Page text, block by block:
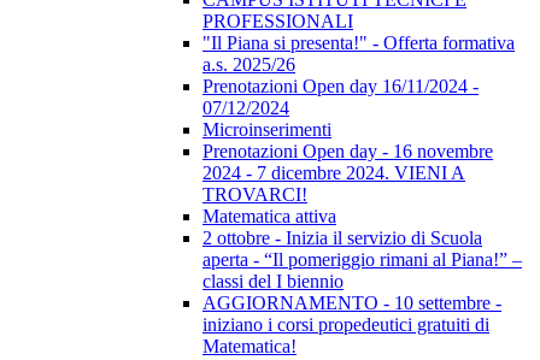
PROFESSIONALI
"Il Piana si presenta!" - Offerta formativa
a.s. 2025/26
Prenotazioni Open day 16/11/2024 -
07/12/2024
Microinserimenti
Prenotazioni Open day - 16 novembre
2024 - 7 dicembre 2024. VIENI A
TROVARCI!
Matematica attiva
2 ottobre - Inizia il servizio di Scuola
aperta - “Il pomeriggio rimani al Piana!” –
classi del I biennio
AGGIORNAMENTO - 10 settembre -
iniziano i corsi propedeutici gratuiti di
Matematica!